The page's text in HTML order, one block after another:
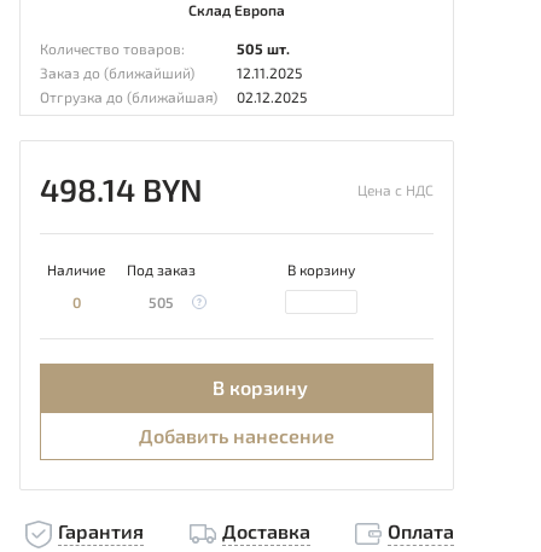
Склад Европа
Количество товаров:
505 шт.
Заказ до (ближайший)
12.11.2025
Отгрузка до (ближайшая)
02.12.2025
498.14 BYN Цена с НДС
Наличие Под заказ
В корзину
0
505
В корзину
Добавить нанесение
Гарантия Доставка Оплата